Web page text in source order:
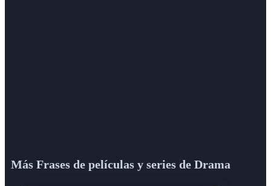
Más Frases de películas y series de Drama